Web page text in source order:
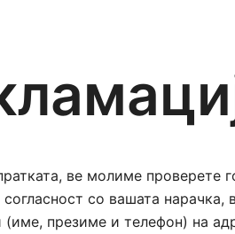
ве молиме
со вашата
презиме и телефон) на